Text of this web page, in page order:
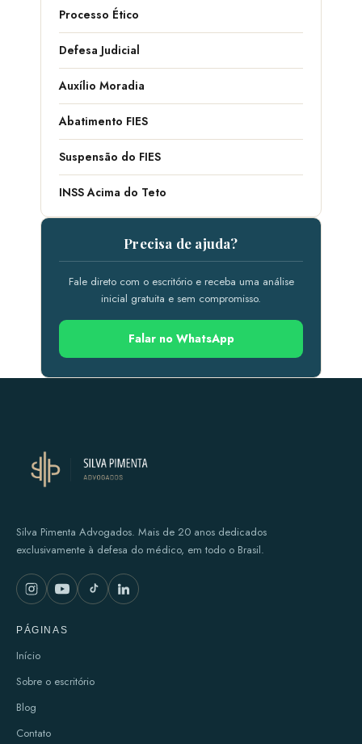
Processo Ético
Defesa Judicial
Auxílio Moradia
Abatimento FIES
Suspensão do FIES
INSS Acima do Teto
Precisa de ajuda?
Fale direto com o escritório e receba uma análise
inicial gratuita e sem compromisso.
Falar no WhatsApp
Silva Pimenta Advogados. Mais de 20 anos dedicados
exclusivamente à defesa do médico, em todo o Brasil.
PÁGINAS
Início
Sobre o escritório
Blog
Contato